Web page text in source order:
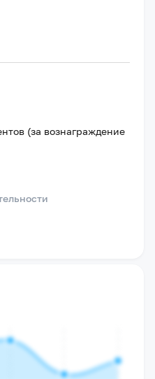
(за вознаграждение